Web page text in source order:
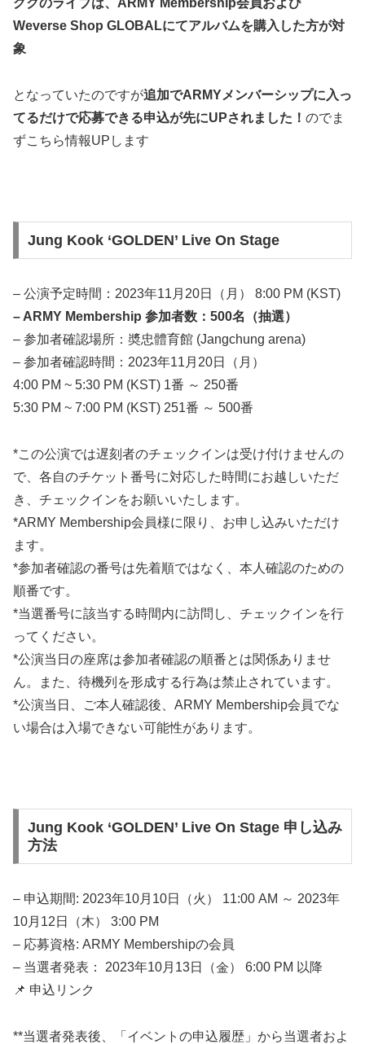
Weverse Shop GLOBALにてアルバムを購入した方が対
象
となっていたのですが追加でARMYメンバーシップに入っ
てるだけで応募できる申込が先にUPされました！ のでま
ずこちら情報UPします
Jung Kook ‘GOLDEN’ Live On Stage
– 公演予定時間：2023年11月20日（月） 8:00 PM (KST)
– ARMY Membership 参加者数：500名（抽選）
– 参加者確認場所：奬忠體育館 (Jangchung arena)
– 参加者確認時間：2023年11月20日（月）
4:00 PM ~ 5:30 PM (KST) 1番 ～ 250番
5:30 PM ~ 7:00 PM (KST) 251番 ～ 500番
*この公演では遅刻者のチェックインは受け付けませんの
で、各自のチケット番号に対応した時間にお越しいただ
き、チェックインをお願いいたします。
*ARMY Membership会員様に限り、お申し込みいただけ
ます。
*参加者確認の番号は先着順ではなく、本人確認のための
順番です。
*当選番号に該当する時間内に訪問し、チェックインを行
ってください。
*公演当日の座席は参加者確認の順番とは関係ありませ
ん。また、待機列を形成する行為は禁止されています。
*公演当日、ご本人確認後、ARMY Membership会員でな
い場合は入場できない可能性があります。
Jung Kook ‘GOLDEN’ Live On Stage 申し込み
方法
– 申込期間: 2023年10月10日（火） 11:00 AM ～ 2023年
10月12日（木） 3:00 PM
– 応募資格: ARMY Membershipの会員
– 当選者発表： 2023年10月13日（金） 6:00 PM 以降
📌 申込リンク
**当選者発表後、「イベントの申込履歴」から当選者およ